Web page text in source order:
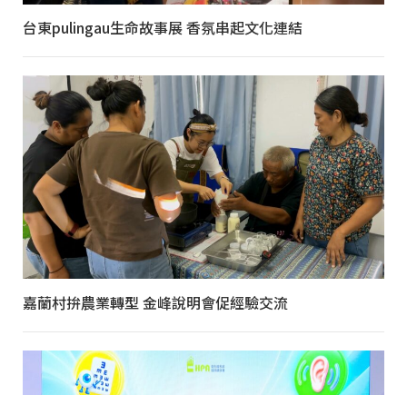
台東pulingau生命故事展 香氛串起文化連結
嘉蘭村拚農業轉型 金峰說明會促經驗交流